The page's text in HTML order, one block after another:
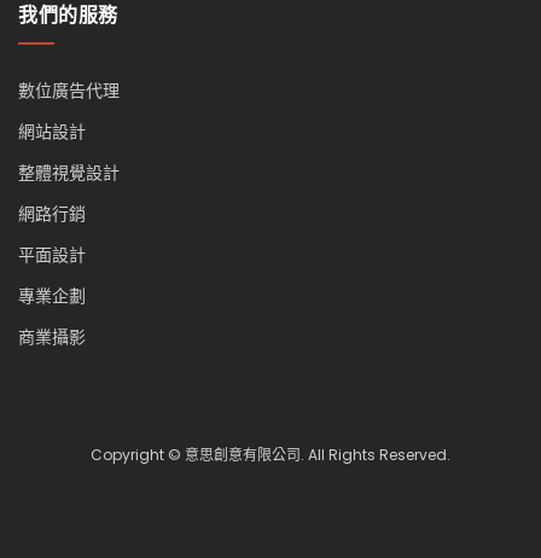
我們的服務
數位廣告代理
網站設計
整體視覺設計
網路行銷
平面設計
專業企劃
商業攝影
Copyright © 意思創意有限公司. All Rights Reserved.